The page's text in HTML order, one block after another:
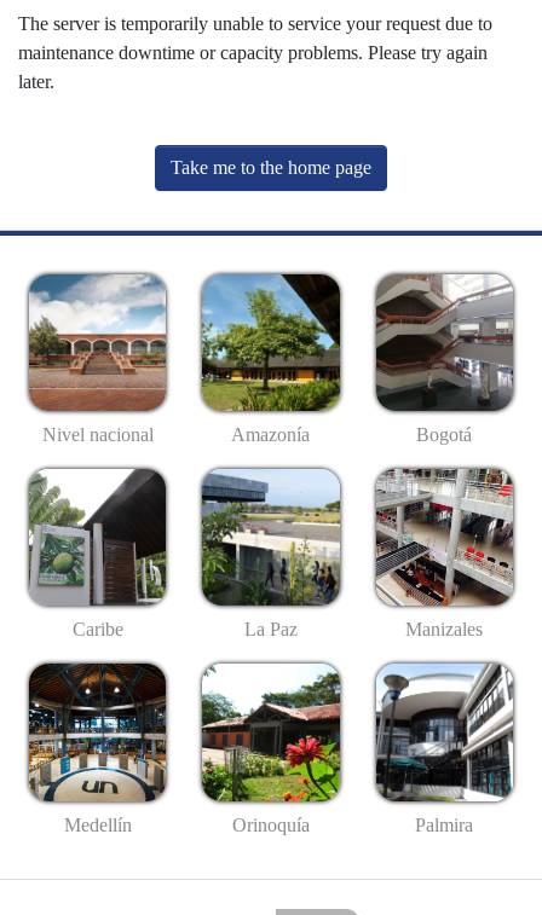
The server is temporarily unable to service your request due to
maintenance downtime or capacity problems. Please try again
later.
Take me to the home page
Nivel nacional Amazonía Bogotá
Caribe La Paz Manizales
Medellín Orinoquía Palmira